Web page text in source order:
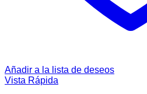
Añadir a la lista de deseos
Vista Rápida